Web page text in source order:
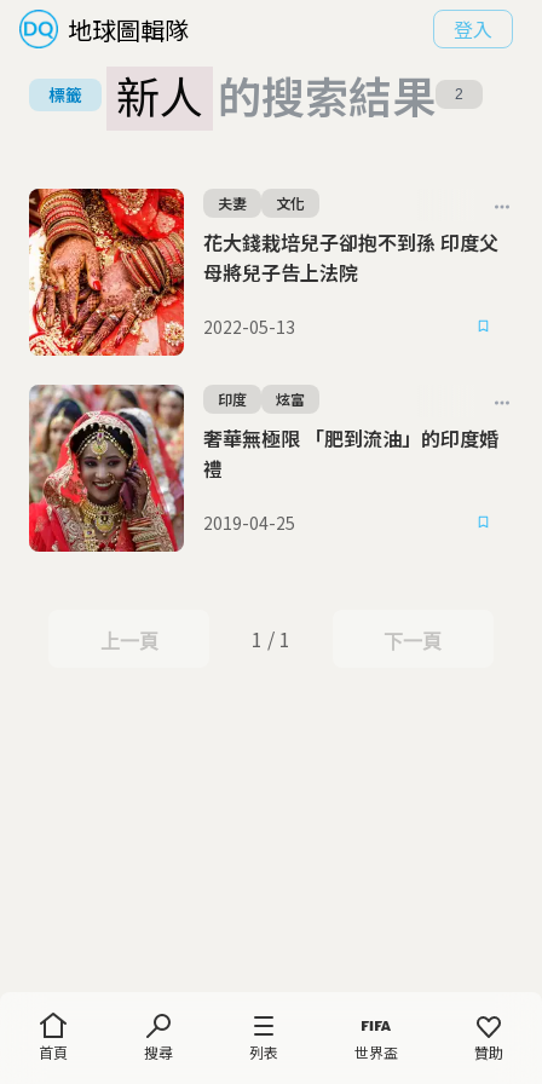
地球圖輯隊 登入
首頁 搜尋 列表 世界盃 贊助
標籤 新人 的搜索結果 2
花大錢栽培兒子卻抱不到孫 印度父
母將兒子告上法院
夫妻 文化
2022-05-13
奢華無極限 「肥到流油」的印度婚
禮
印度 炫富
2019-04-25
上一頁
上一頁 1 / 1 下一頁
下一頁